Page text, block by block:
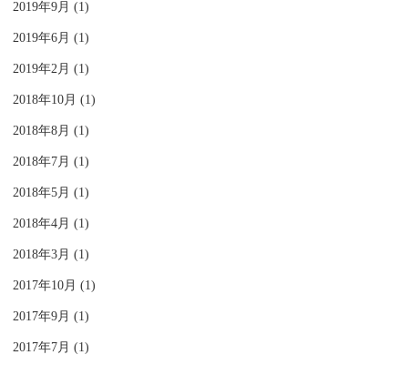
2019年9月 (1)
2019年6月 (1)
2019年2月 (1)
2018年10月 (1)
2018年8月 (1)
2018年7月 (1)
2018年5月 (1)
2018年4月 (1)
2018年3月 (1)
2017年10月 (1)
2017年9月 (1)
2017年7月 (1)